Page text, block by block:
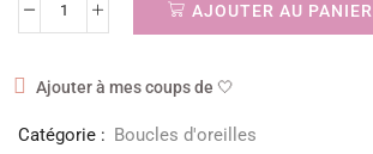
AJOUTER AU PANIER
Ajouter à mes coups de 🤍
Catégorie : Boucles d'oreilles